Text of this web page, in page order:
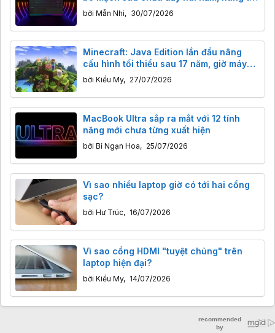
chối sửa vì “đắt hơn mua máy mới”
bởi Mẫn Nhi, 30/07/2026
Minecraft: Java Edition lần đầu nâng
cấu hình tối thiểu sau 17 năm, giờ máy
dưới 8GB RAM khó chơi
bởi Kiều My, 27/07/2026
MacBook Ultra sắp ra mắt với 12 tính
năng mới chưa từng xuất hiện
bởi Bỉ Ngạn Hoa, 25/07/2026
Vì sao nhiều laptop giờ có tới hai cổng
sạc?
bởi Hư Trúc, 16/07/2026
Vì sao cổng HDMI "tuyệt chủng" trên
laptop hiện đại?
bởi Kiều My, 14/07/2026